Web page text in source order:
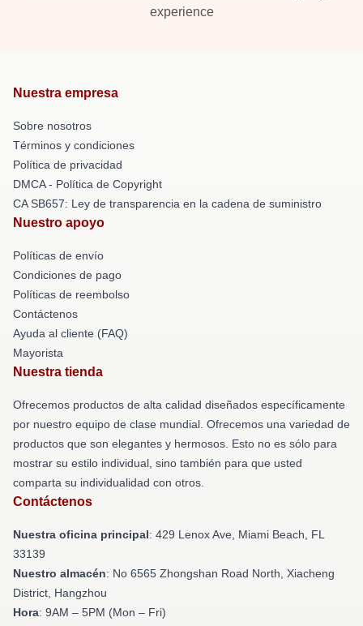
experience
Nuestra empresa
Sobre nosotros
Términos y condiciones
Política de privacidad
DMCA - Política de Copyright
CA SB657: Ley de transparencia en la cadena de suministro
Nuestro apoyo
Políticas de envío
Condiciones de pago
Políticas de reembolso
Contáctenos
Ayuda al cliente (FAQ)
Mayorista
Nuestra tienda
Ofrecemos productos de alta calidad diseñados específicamente
por nuestro equipo de clase mundial. Ofrecemos una variedad de
productos que son elegantes y hermosos. Esto no es sólo para
mostrar su estilo individual, sino también para que usted
comparta su individualidad con otros.
Contáctenos
Nuestra oficina principal: 429 Lenox Ave, Miami Beach, FL
33139
Nuestro almacén: No 6565 Zhongshan Road North, Xiacheng
District, Hangzhou
Hora: 9AM – 5PM (Mon – Fri)